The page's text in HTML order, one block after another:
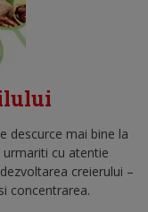
descurce mai bine la
urmariti cu atentie
creierului –
concentrarea.